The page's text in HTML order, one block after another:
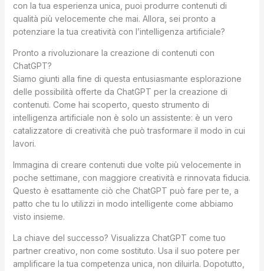
con la tua esperienza unica, puoi produrre contenuti di
qualità più velocemente che mai. Allora, sei pronto a
potenziare la tua creatività con l’intelligenza artificiale?
Pronto a rivoluzionare la creazione di contenuti con
ChatGPT?
Siamo giunti alla fine di questa entusiasmante esplorazione
delle possibilità offerte da ChatGPT per la creazione di
contenuti. Come hai scoperto, questo strumento di
intelligenza artificiale non è solo un assistente: è un vero
catalizzatore di creatività che può trasformare il modo in cui
lavori.
Immagina di creare contenuti due volte più velocemente in
poche settimane, con maggiore creatività e rinnovata fiducia.
Questo è esattamente ciò che ChatGPT può fare per te, a
patto che tu lo utilizzi in modo intelligente come abbiamo
visto insieme.
La chiave del successo? Visualizza ChatGPT come tuo
partner creativo, non come sostituto. Usa il suo potere per
amplificare la tua competenza unica, non diluirla. Dopotutto,